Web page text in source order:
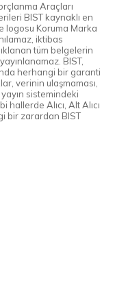
Araçları
BIST kaynaklı en
logosu Koruma Marka
iktibas
tüm belgelerin
BIST,
herhangi bir garanti
verinin ulaşmaması,
yayın sistemindeki
Alıcı, Alt Alıcı
bir zarardan BIST